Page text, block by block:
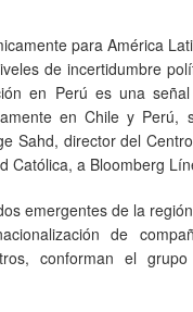
para América
de incertidumbre
en Perú es una
en Chile y Perú,
Sahd, director del
Católica, a Bloomberg
emergentes de la
de
conforman el